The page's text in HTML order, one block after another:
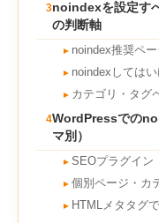
3noindexを設定す
の判断軸
► noindex推奨ペ
► noindexしては
► カテゴリ・タグ
4WordPressでの
マ別）
► SEOプラグイン
► 個別ページ・カ
► HTMLメタタグ